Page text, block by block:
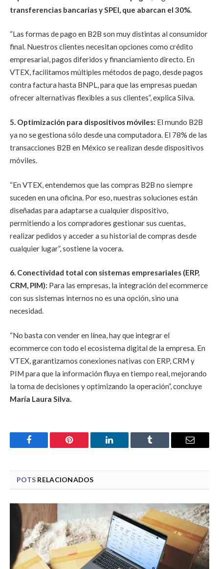
transferencias bancarias y SPEI, que abarcan el 30%
“Las formas de pago en B2B son muy distintas al consumidor
final. Nuestros clientes necesitan opciones como crédito
empresarial, pagos diferidos y financiamiento directo. En
VTEX, facilitamos múltiples métodos de pago, desde pagos
contra factura hasta BNPL, para que las empresas puedan
ofrecer alternativas flexibles a sus clientes”, explica Silva.
5. Optimización para dispositivos móviles: El mundo B2B
ya no se gestiona sólo desde una computadora. El 78% de las
transacciones B2B en México se realizan desde dispositivos
móviles.
“En VTEX, entendemos que las compras B2B no siempre
suceden en una oficina. Por eso, nuestras soluciones están
diseñadas para adaptarse a cualquier dispositivo,
permitiendo a los compradores gestionar sus cuentas,
realizar pedidos y acceder a su historial de compras desde
cualquier lugar”, sostiene la vocera
6. Conectividad total con sistemas empresariales (ERP,
CRM, PIM): Para las empresas, la integración del ecommerce
con sus sistemas internos no es una opción, sino una
necesidad.
“No basta con vender en línea, hay que integrar el
ecommerce con todo el ecosistema digital de la empresa. En
VTEX, garantizamos conexiones nativas con ERP, CRM y
PIM para que la información fluya en tiempo real, mejorando
la toma de decisiones y optimizando la operación”, concluye
María Laura Silva.
Facebook Pinterest LinkedIn Tumblr Email
POTS RELACIONADOS